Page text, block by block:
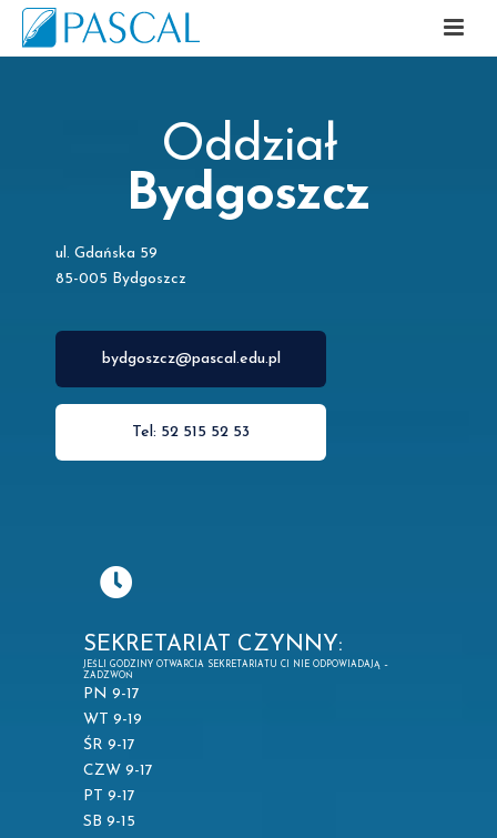
Oddział
Bydgoszcz
ul. Gdańska 59
85-005 Bydgoszcz
bydgoszcz@pascal.edu.pl
Tel: 52 515 52 53
SEKRETARIAT CZYNNY:
JEŚLI GODZINY OTWARCIA SEKRETARIATU CI NIE ODPOWIADAJĄ –
ZADZWOŃ
PN 9-17
WT 9-19
ŚR 9-17
CZW 9-17
PT 9-17
SB 9-15